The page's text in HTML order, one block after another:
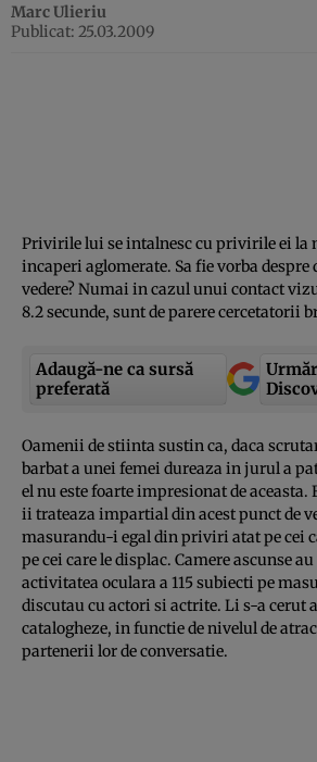
Marc Ulieriu
Publicat: 25.03.2009
Privirile lui se intalnesc cu privirile ei la
incaperi aglomerate. Sa fie vorba despre
vedere? Numai in cazul unui contact
8.2 secunde, sunt de parere cercetatorii
Adaugă-ne ca sursă
preferată
Oamenii de stiinta sustin ca, daca
barbat a unei femei dureaza in jurul a
el nu este foarte impresionat de aceasta.
ii trateaza impartial din acest punct de
masurandu-i egal din priviri atat pe cei
pe cei care le displac. Camere ascunse
activitatea oculara a 115 subiecti pe
discutau cu actori si actrite. Li s-a cerut
catalogheze, in functie de nivelul de
partenerii lor de conversatie.